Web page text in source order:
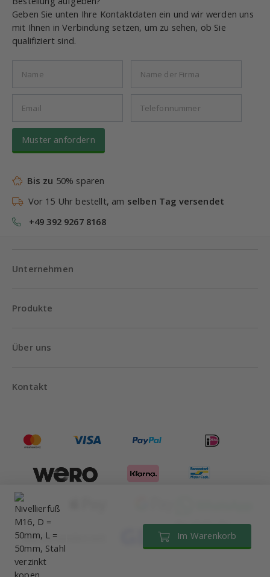
Im Warenkorb
Geben Sie unten Ihre Kontaktdaten ein und wir werden uns
mit Ihnen in Verbindung setzen, um zu sehen, ob Sie
qualifiziert sind.
Muster anfordern
Bis zu 50% sparen
Vor 15 Uhr bestellt, am selben Tag versendet
+49 392 9267 8168
Unternehmen
Produkte
Über uns
Kontakt
Wir versenden mit
Bis 18:00 Uhr